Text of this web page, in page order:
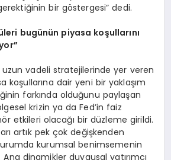
bir göstergesi” dedi.
bugünün piyasa koşullarını
uzun vadeli stratejilerinde yer veren
koşullarına dair yeni bir yaklaşım
farkında olduğunu paylaşan
krizin ya da Fed’in faiz
etkileri olacağı bir düzleme girildi.
artık pek çok değişkenden
kurumsal benimsemenin
dinamikler duygusal yatırımcı